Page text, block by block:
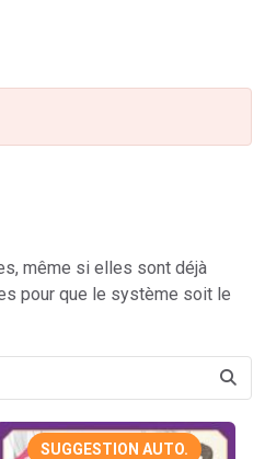
même si elles sont déjà
pour que le système soit le
SUGGESTION AUTO.